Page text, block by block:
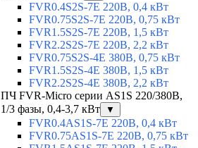
FVR0.4S2S-7E 220В, 0,4 кВт
FVR0.75S2S-7E 220В, 0,75 кВт
FVR1.5S2S-7E 220В, 1,5 кВт
FVR2.2S2S-7E 220В, 2,2 кВт
FVR0.75S2S-4E 380В, 0,75 кВт
FVR1.5S2S-4E 380В, 1,5 кВт
FVR2.2S2S-4E 380В, 2,2 кВт
ПЧ FVR-Micro серии AS1S 220/380В,
1/3 фазы, 0,4-3,7 кВт
▼
FVR0.4AS1S-7E 220В, 0,4 кВт
FVR0.75AS1S-7E 220В, 0,75 кВт